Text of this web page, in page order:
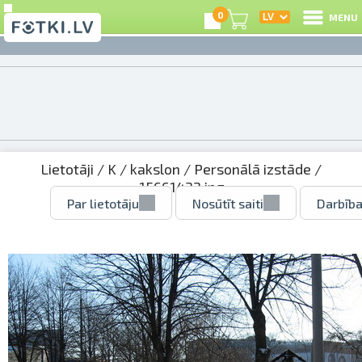
0 MENU
Lietotāji / K / kakslon / Personālā izstāde /
15661432.jpg
Par lietotāju Nosūtīt saiti